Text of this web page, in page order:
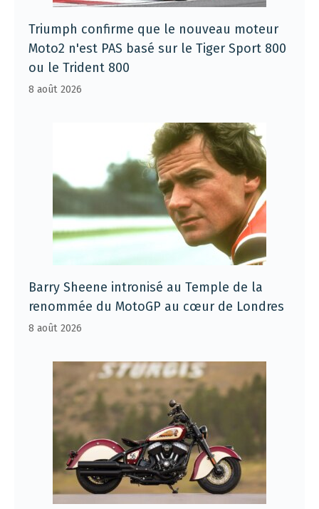
Triumph confirme que le nouveau moteur
Moto2 n'est PAS basé sur le Tiger Sport 800
ou le Trident 800
8 août 2026
Barry Sheene intronisé au Temple de la
renommée du MotoGP au cœur de Londres
8 août 2026